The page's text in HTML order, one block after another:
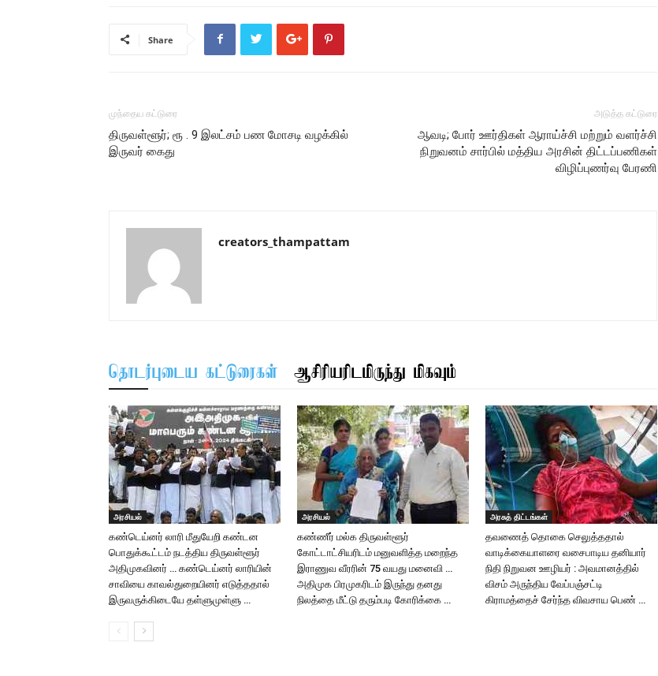
Share
முந்தைய கட்டுரை
திருவள்ளூர்; ரூ . 9 இலட்சம் பண மோசடி வழக்கில்
இருவர் கைது
அடுத்த கட்டுரை
ஆவடி; போர் ஊர்திகள் ஆராய்ச்சி மற்றும் வளர்ச்சி
நிறுவனம் சார்பில் மத்திய அரசின் திட்டப்பணிகள்
விழிப்புணர்வு பேரணி
creators_thampattam
தொடர்புடைய கட்டுரைகள் ஆசிரியரிடமிருந்து மிகவும்
அரசியல்
கண்டெய்னர் லாரி மீதுயேறி கண்டன
பொதுக்கூட்டம் நடத்திய திருவள்ளூர்
அதிமுகவினர் … கண்டெய்னர் லாரியின்
சாவியை காவல்துறையினர் எடுத்ததால்
இருவருக்கிடையே தள்ளுமுள்ளு …
அரசியல்
கண்ணீர் மல்க திருவள்ளூர்
கோட்டாட்சியரிடம் மனுவளித்த மறைந்த
இராணுவ வீரரின் 75 வயது மனைவி …
அதிமுக பிரமுகரிடம் இருந்து தனது
நிலத்தை மீட்டு தரும்படி கோரிக்கை …
அரசுத் திட்டங்கள்
தவணைத் தொகை செலுத்ததால்
வாடிக்கையாளரை வசைபாடிய தனியார்
நிதி நிறுவன ஊழியர் : அவமானத்தில்
விசம் அருந்திய வேப்பஞ்சட்டி
கிராமத்தைச் சேர்ந்த விவசாய பெண் …